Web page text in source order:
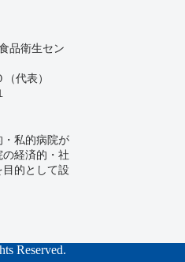
品衛生セン
代表）
私的病院が
の経済的・社
的として設
Reserved.